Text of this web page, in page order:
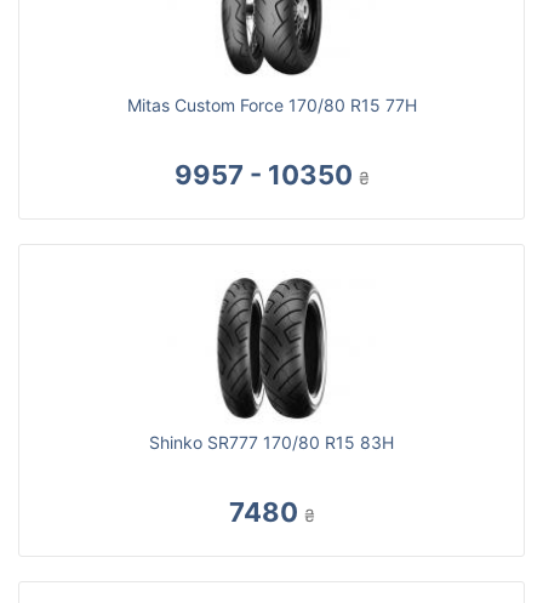
Mitas Custom Force 170/80 R15 77H
9957 - 10350 ₴
Shinko SR777 170/80 R15 83H
7480 ₴